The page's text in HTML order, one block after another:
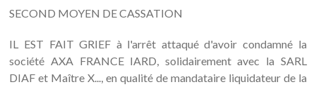
SECOND MOYEN DE CASSATION
IL EST FAIT GRIEF à l'arrêt attaqué d'avoir condamné la
société AXA FRANCE IARD, solidairement avec la SARL
DIAF et Maître X..., en qualité de mandataire liquidateur de la